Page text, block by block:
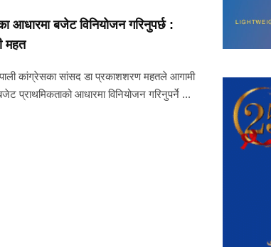
आधारमा बजेट विनियोजन गरिनुपर्छ :
महत
कांग्रेसका सांसद डा प्रकाशशरण महतले आगामी
प्राथमिकताको आधारमा विनियोजन गरिनुपर्ने ...